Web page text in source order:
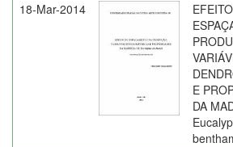
18-Mar-2014
E
DA